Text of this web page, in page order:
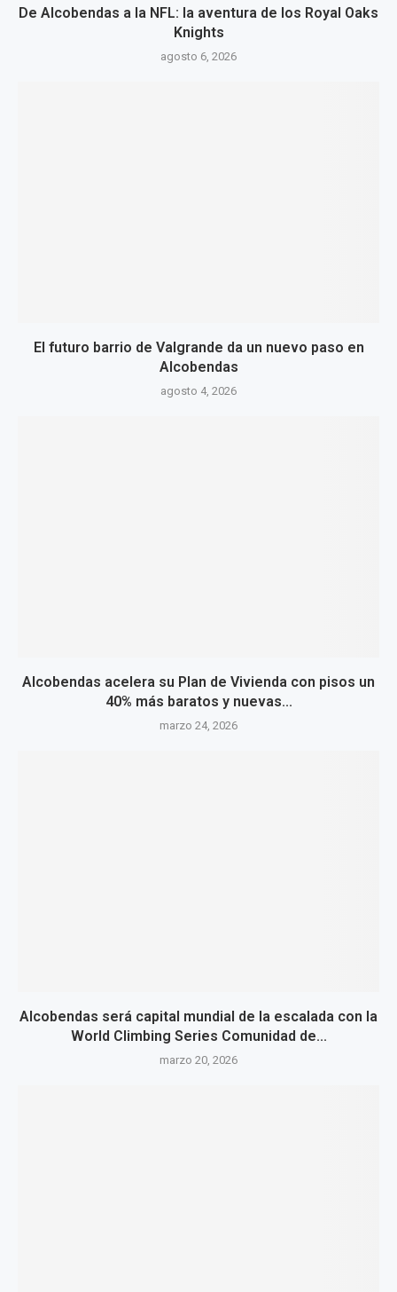
De Alcobendas a la NFL: la aventura de los Royal Oaks
Knights
agosto 6, 2026
El futuro barrio de Valgrande da un nuevo paso en
Alcobendas
agosto 4, 2026
Alcobendas acelera su Plan de Vivienda con pisos un
40% más baratos y nuevas...
marzo 24, 2026
Alcobendas será capital mundial de la escalada con la
World Climbing Series Comunidad de...
marzo 20, 2026